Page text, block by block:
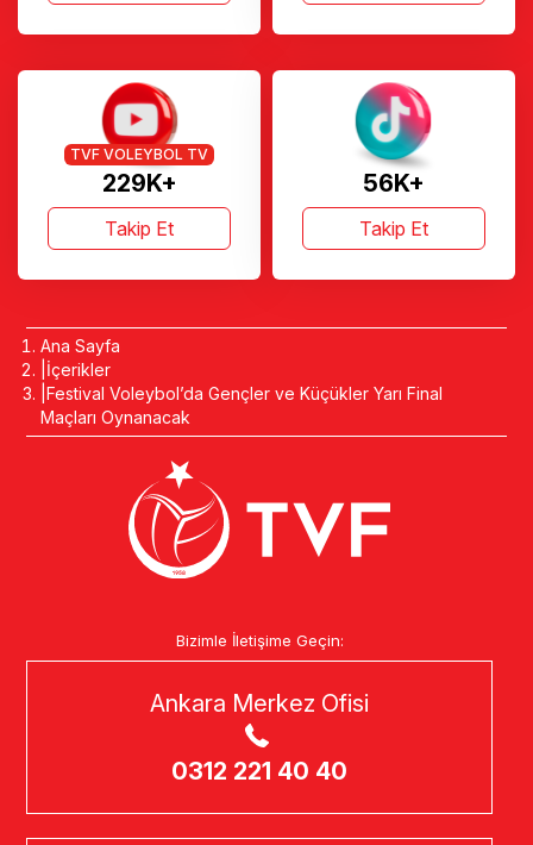
229K+
TVF VOLEYBOL TV
Takip Et
56K+
Takip Et
Ana Sayfa
İçerikler
Festival Voleybol’da Gençler ve Küçükler Yarı Final
Maçları Oynanacak
Bizimle İletişime Geçin:
Ankara Merkez Ofisi
0312 221 40 40